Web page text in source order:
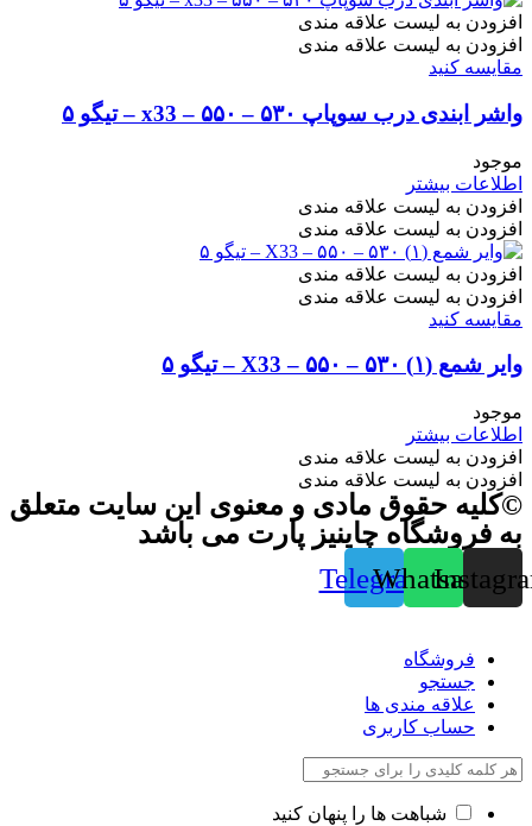
افزودن به لیست علاقه مندی
افزودن به لیست علاقه مندی
مقایسه کنید
واشر ابندی درب سوپاپ ۵۳۰ – ۵۵۰ – x33 – تیگو ۵
موجود
اطلاعات بیشتر
افزودن به لیست علاقه مندی
افزودن به لیست علاقه مندی
افزودن به لیست علاقه مندی
افزودن به لیست علاقه مندی
مقایسه کنید
وایر شمع (۱) ۵۳۰ – ۵۵۰ – X33 – تیگو ۵
موجود
اطلاعات بیشتر
افزودن به لیست علاقه مندی
افزودن به لیست علاقه مندی
©کلیه حقوق مادی و معنوی این سایت متعلق
به فروشگاه چاینیز پارت می باشد
Whatsapp
Telegram
فروشگاه
جستجو
علاقه مندی ها
حساب کاربری
شباهت ها را پنهان کنید